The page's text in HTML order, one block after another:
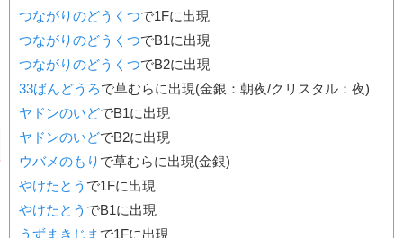
つながりのどうくつで1Fに出現
つながりのどうくつでB1に出現
つながりのどうくつでB2に出現
33ばんどうろで草むらに出現(金銀：朝夜/クリスタル：夜)
ヤドンのいどでB1に出現
ヤドンのいどでB2に出現
ウバメのもり で草むらに出現(金銀)
やけたとう で1Fに出現
やけたとう でB1に出現
うずまきじま で1Fに出現